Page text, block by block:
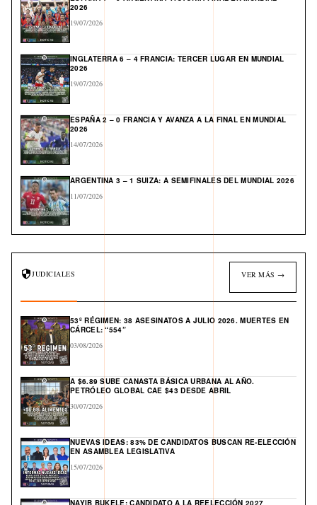
2026
19/07/2026
INGLATERRA 6 – 4 FRANCIA: TERCER LUGAR EN MUNDIAL
2026
19/07/2026
ESPAÑA 2 – 0 FRANCIA Y AVANZA A LA FINAL EN MUNDIAL
2026
14/07/2026
ARGENTINA 3 – 1 SUIZA: A SEMIFINALES DEL MUNDIAL 2026
11/07/2026
JUDICIALES VER MÁS →
53º RÉGIMEN: 38 ASESINATOS A JULIO 2026. MUERTES EN
CÁRCEL: “554”
03/08/2026
A $6.89 SUBE CANASTA BÁSICA URBANA AL AÑO.
PETRÓLEO GLOBAL CAE $43 DESDE ABRIL
30/07/2026
NUEVAS IDEAS: 83% DE CANDIDATOS BUSCAN RE-ELECCIÓN
EN ASAMBLEA LEGISLATIVA
15/07/2026
NAYIB BUKELE: CANDIDATO A LA REELECCIÓN 2027